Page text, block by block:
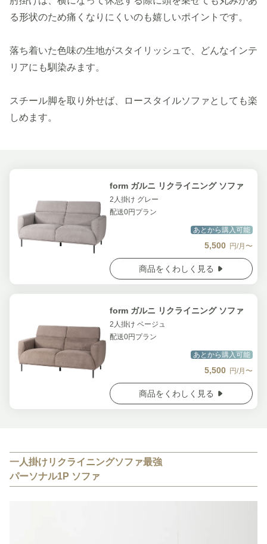
る形状のため痛くなりにくいのも嬉しいポイントです。
落ち着いた色味の生地がスタイリッシュで、どんなインテ
リアにも馴染みます。
スチール脚を取り外せば、ロースタイルソファとしても楽
しめます。
form ガルニ リクライニング ソファ
2人掛け グレー
配送0円プラン
あとから購入可能
5,500 円/月〜
商品をくわしく見る
form ガルニ リクライニング ソファ
2人掛け ベージュ
配送0円プラン
あとから購入可能
5,500 円/月〜
商品をくわしく見る
一人掛けリクライニングソファ最強
パーソナル1P ソファ